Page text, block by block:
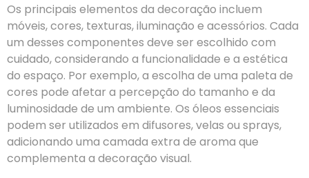
Os principais elementos da decoração incluem
móveis, cores, texturas, iluminação e acessórios. Cada
um desses componentes deve ser escolhido com
cuidado, considerando a funcionalidade e a estética
do espaço. Por exemplo, a escolha de uma paleta de
cores pode afetar a percepção do tamanho e da
luminosidade de um ambiente. Os óleos essenciais
podem ser utilizados em difusores, velas ou sprays,
adicionando uma camada extra de aroma que
complementa a decoração visual.